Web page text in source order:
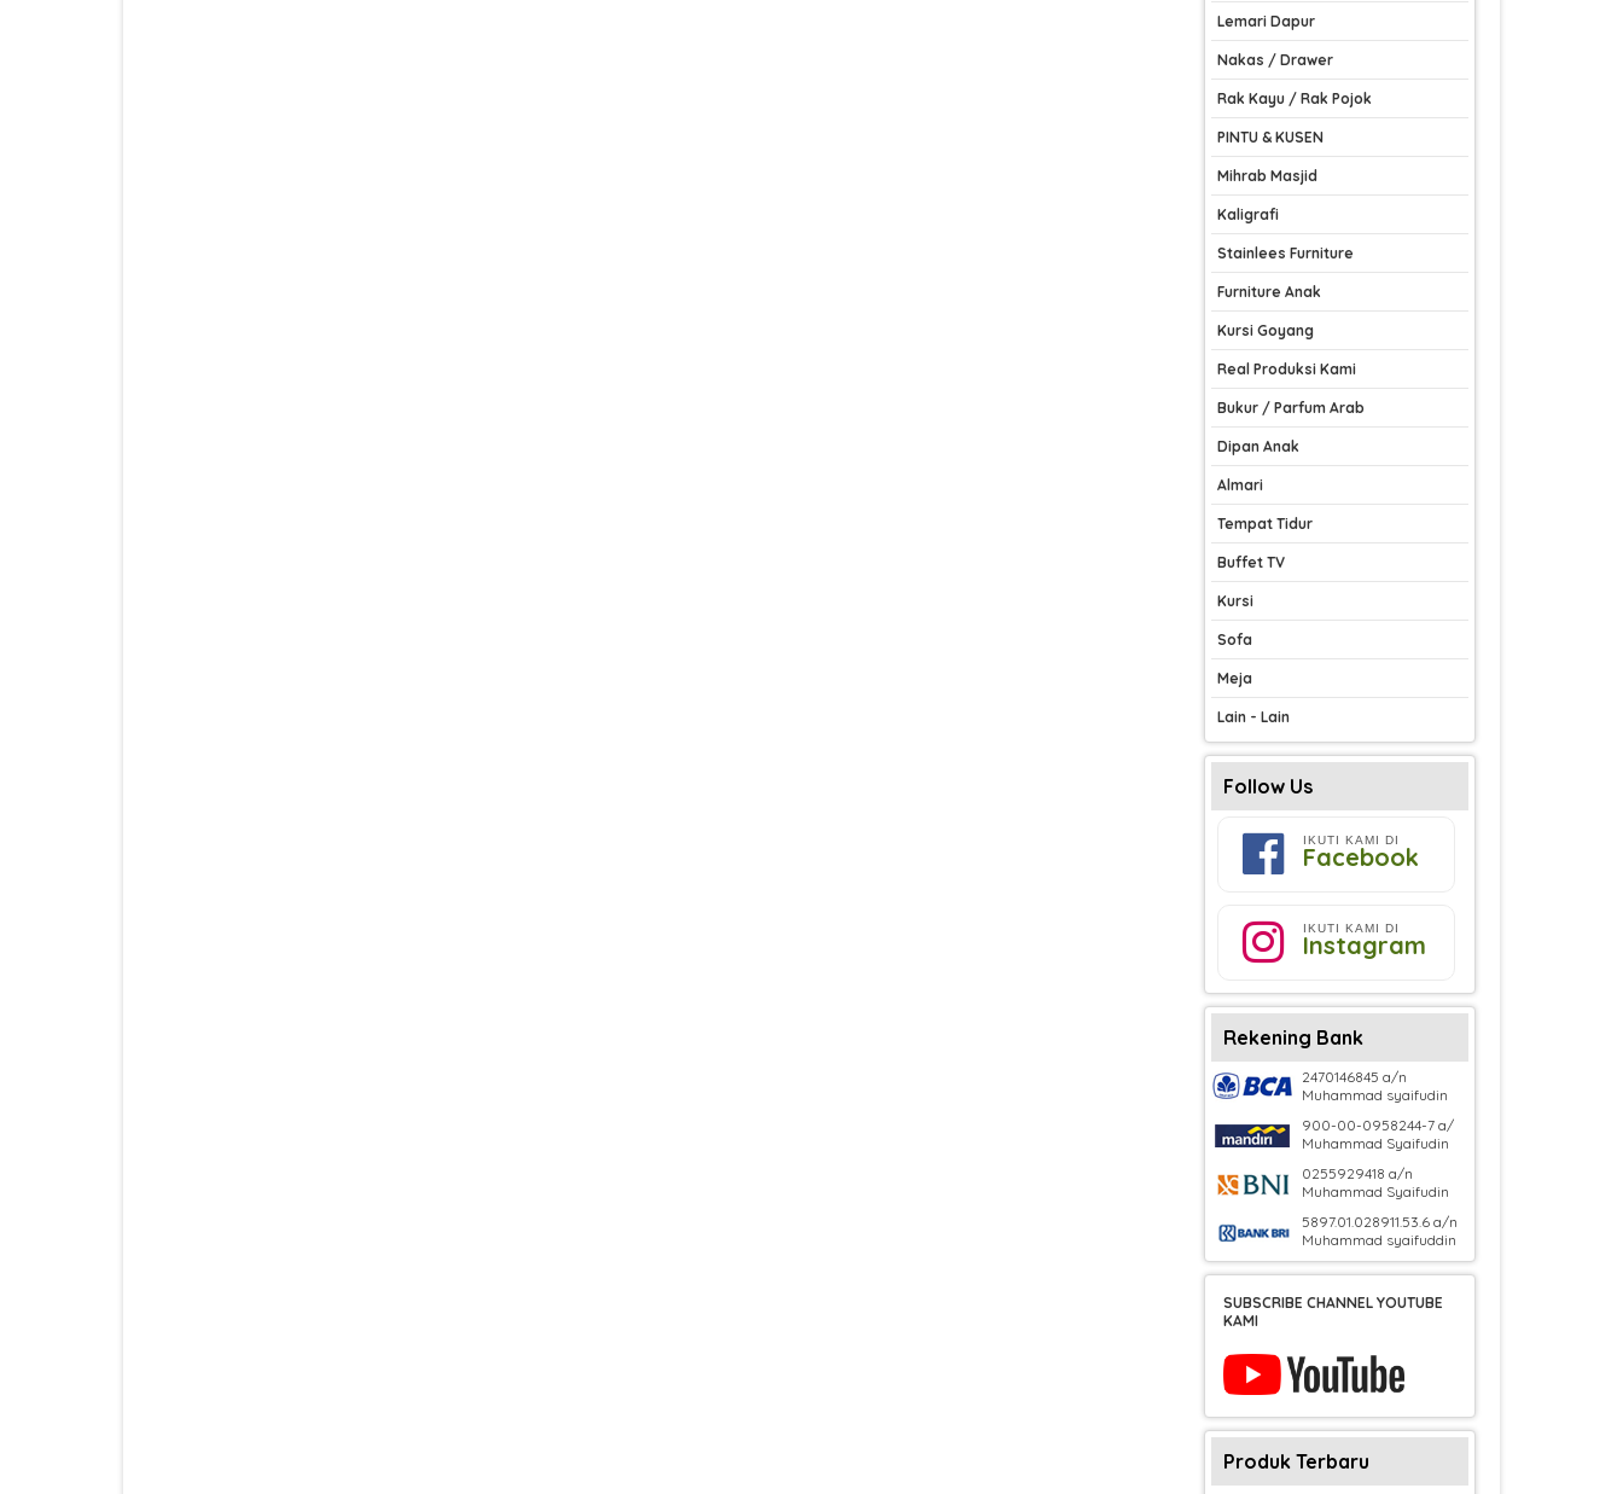
Lemari Dapur
Nakas / Drawer
Rak Kayu / Rak Pojok
PINTU & KUSEN
Mihrab Masjid
Kaligrafi
Stainlees Furniture
Furniture Anak
Kursi Goyang
Real Produksi Kami
Bukur / Parfum Arab
Dipan Anak
Almari
Tempat Tidur
Buffet TV
Kursi
Sofa
Meja
Lain - Lain
Follow Us
IKUTI KAMI DI
Facebook
IKUTI KAMI DI
Instagram
Rekening Bank
2470146845 a/n
Muhammad syaifudin
900-00-0958244-7 a/
Muhammad Syaifudin
0255929418 a/n
Muhammad Syaifudin
5897.01.028911.53.6 a/n
Muhammad syaifuddin
SUBSCRIBE CHANNEL YOUTUBE
KAMI
Produk Terbaru